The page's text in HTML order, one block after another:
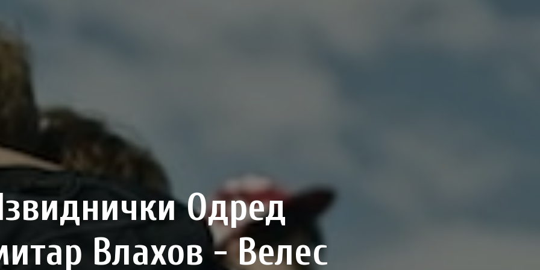
Одред
Влахов - Велес